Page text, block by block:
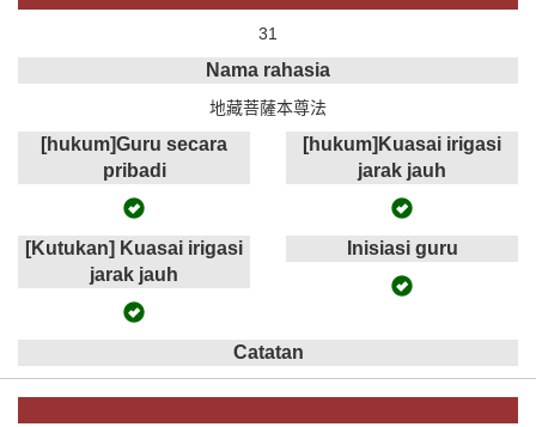
31
Nama rahasia
地藏菩薩本尊法
[hukum]Guru secara
pribadi
[hukum]Kuasai irigasi
jarak jauh
[Kutukan] Kuasai irigasi
jarak jauh
Inisiasi guru
Catatan